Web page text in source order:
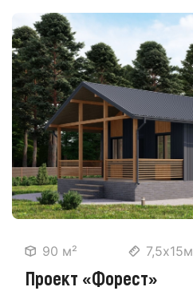
90 м² 7,5х15м
Проект «Форест»